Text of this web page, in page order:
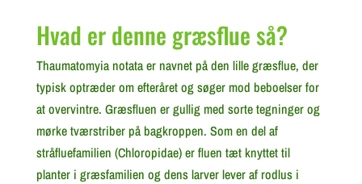
Hvad er denne græsflue så?
Thaumatomyia notata er navnet på den lille græsflue, der
typisk optræder om efteråret og søger mod beboelser for
at overvintre. Græsfluen er gullig med sorte tegninger og
mørke tværstriber på bagkroppen. Som en del af
stråfluefamilien (Chloropidae) er fluen tæt knyttet til
planter i græsfamilien og dens larver lever af rodlus i